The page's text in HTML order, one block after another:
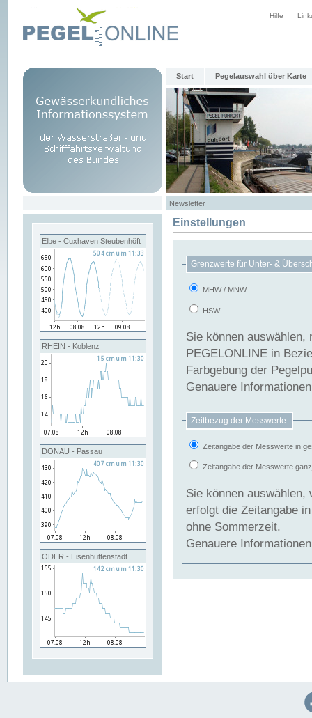
Hilfe
Start Pegelauswahl über Karte
Newsletter
Elbe - Cuxhaven Steubenhöft
RHEIN - Koblenz
DONAU - Passau
ODER - Eisenhüttenstadt
Einstellungen
Grenzwerte für Unter- &
MHW / MNW
HSW
Sie können
PEGELONLINE in Beziehung
Farbgebung der
Genauere
Zeitbezug der Messwerte:
Zeitangabe der Messwerte in
Zeitangabe der Messwerte
Sie können auswählen,
erfolgt die Zeitangabe
ohne Sommerzeit.
Genauere